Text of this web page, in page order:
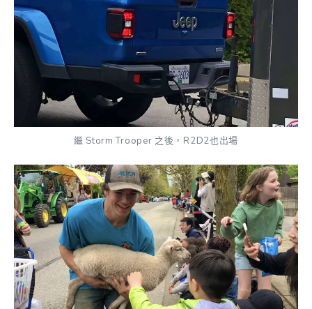
繼 Storm Trooper 之後，R2D2也出場